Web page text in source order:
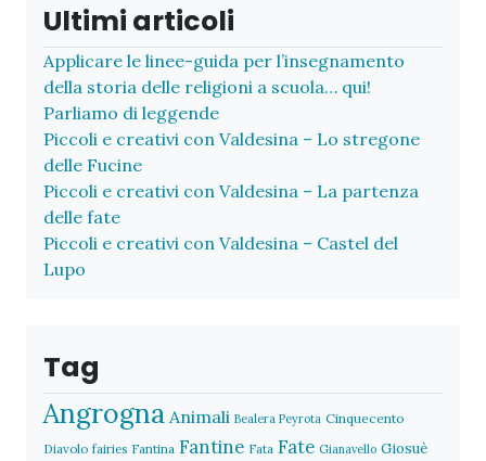
Ultimi articoli
Applicare le linee-guida per l’insegnamento
della storia delle religioni a scuola… qui!
Parliamo di leggende
Piccoli e creativi con Valdesina – Lo stregone
delle Fucine
Piccoli e creativi con Valdesina – La partenza
delle fate
Piccoli e creativi con Valdesina – Castel del
Lupo
Tag
Angrogna Animali Bealera Peyrota Cinquecento
Diavolo fairies Fantina Fantine Fata Fate Gianavello Giosuè